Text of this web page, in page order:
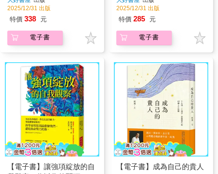
2025/12/31 出版
特價 338 元
電子書
2025/12/31 出版
特價 285 元
電子書
【電子書】讓強項綻放的自
【電子書】成為自己的貴人